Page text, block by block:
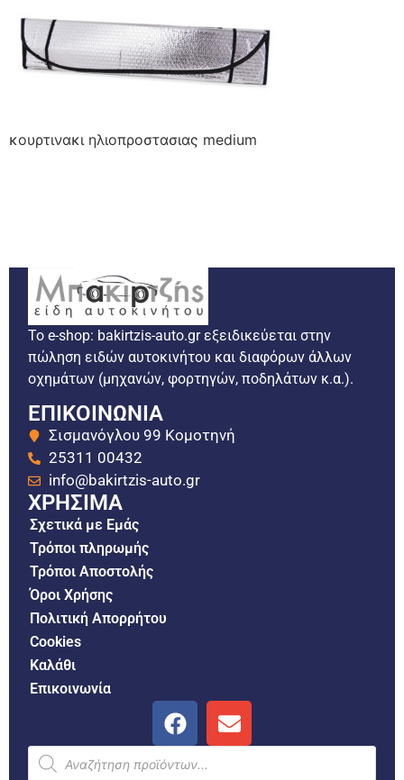
κουρτινακι ηλιοπροστασιας medium
Το e-shop: bakirtzis-auto.gr εξειδικεύεται στην
πώληση ειδών αυτοκινήτου και διαφόρων άλλων
οχημάτων (μηχανών, φορτηγών, ποδηλάτων κ.α.).
ΕΠΙΚΟΙΝΩΝΙΑ
Σισμανόγλου 99 Κομοτηνή
25311 00432
info@bakirtzis-auto.gr
ΧΡΗΣΙΜΑ
Σχετικά με Εμάς
Τρόποι πληρωμής
Τρόποι Αποστολής
Όροι Χρήσης
Πολιτική Απορρήτου
Cookies
Καλάθι
Επικοινωνία